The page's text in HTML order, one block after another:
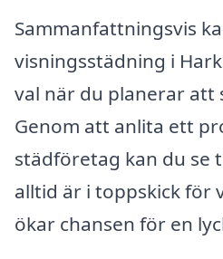
Sammanfattningsvis
visningsstädning i
val när du planerar att
Genom att anlita ett
städföretag kan du se
alltid är i toppskick för
ökar chansen för en